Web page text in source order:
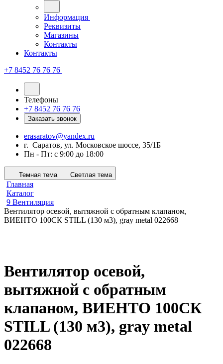
Информация
Реквизиты
Магазины
Контакты
Контакты
+7 8452 76 76 76
Телефоны
+7 8452 76 76 76
Заказать звонок
erasaratov@yandex.ru
г. Саратов, ул. Московское шоссе, 35/1Б
Пн - Пт: с 9:00 до 18:00
Темная тема Светлая тема
Главная
Каталог
9 Вентиляция
Вентилятор осевой, вытяжной с обратным клапаном,
ВИЕНТО 100СК STILL (130 м3), gray metal 022668
Вентилятор осевой,
вытяжной с обратным
клапаном, ВИЕНТО 100СК
STILL (130 м3), gray metal
022668